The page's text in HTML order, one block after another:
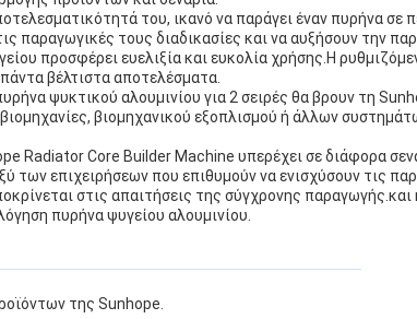
του, ικανό να παράγει έναν πυρήνα σε
παραγωγικές τους διαδικασίες και να αυξήσουν την
προσφέρει ευελιξία και ευκολία χρήσης.Η
βέλτιστα αποτελέσματα.
ψυκτικού αλουμινίου για 2 σειρές θα βρουν τη
βιομηχανικού εξοπλισμού ή άλλων
Radiator Core Builder Machine υπερέχει σε διάφορα
επιχειρήσεων που επιθυμούν να ενισχύσουν τις
στις απαιτήσεις της σύγχρονης
πυρήνα ψυγείου αλουμινίου.
της Sunhope.